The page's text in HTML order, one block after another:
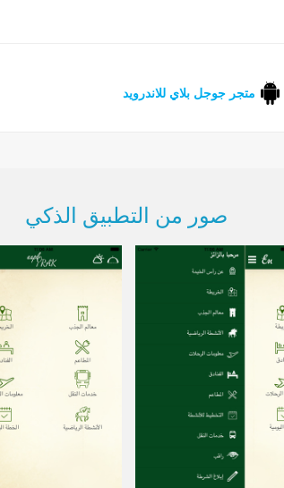
متجر جوجل بلاي للاندرويد
صور من التطبيق الذكي